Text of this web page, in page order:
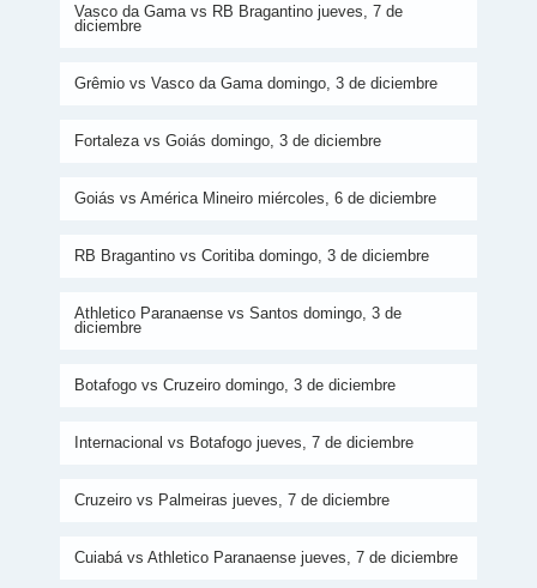
Vasco da Gama vs RB Bragantino jueves, 7 de
diciembre
Grêmio vs Vasco da Gama domingo, 3 de diciembre
Fortaleza vs Goiás domingo, 3 de diciembre
Goiás vs América Mineiro miércoles, 6 de diciembre
RB Bragantino vs Coritiba domingo, 3 de diciembre
Athletico Paranaense vs Santos domingo, 3 de
diciembre
Botafogo vs Cruzeiro domingo, 3 de diciembre
Internacional vs Botafogo jueves, 7 de diciembre
Cruzeiro vs Palmeiras jueves, 7 de diciembre
Cuiabá vs Athletico Paranaense jueves, 7 de diciembre